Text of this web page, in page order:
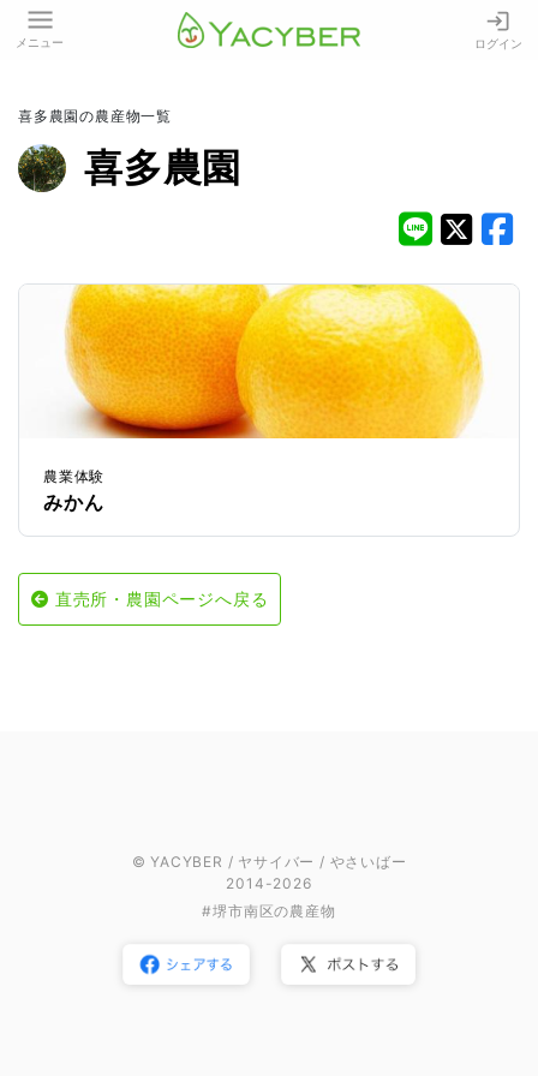
メニュー ログイン
喜多農園の農産物一覧
喜多農園
農業体験
みかん
直売所・農園ページへ戻る
© YACYBER / ヤサイバー / やさいばー
2014-2026
#堺市南区の農産物